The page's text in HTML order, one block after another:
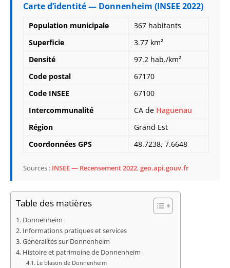
Carte d’identité — Donnenheim (INSEE 2022)
Population municipale
367 habitants
Superficie
3.77 km²
Densité
97.2 hab./km²
Code postal
67170
Code INSEE
67100
Intercommunalité
CA de Haguenau
Région
Grand Est
Coordonnées GPS
48.7238, 7.6648
Sources : INSEE — Recensement 2022,geo.api.gouv.fr
Table des matières
Donnenheim
Informations pratiques et services
Généralités sur Donnenheim
Histoire et patrimoine de Donnenheim
Le blason de Donnenheim